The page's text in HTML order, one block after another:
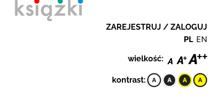
ZAREJESTRUJ / ZALOGUJ
PL EN
wielkość:
kontrast: